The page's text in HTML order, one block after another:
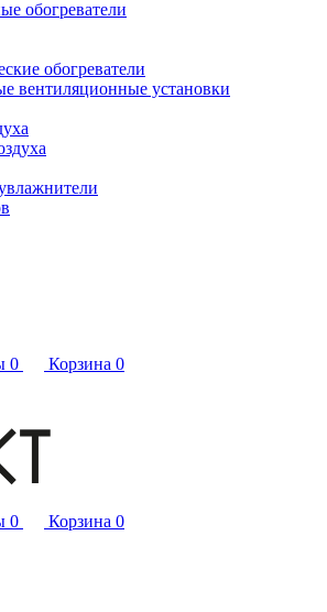
обогреватели
обогреватели
вентиляционные установки
0 Корзина 0
0 Корзина 0